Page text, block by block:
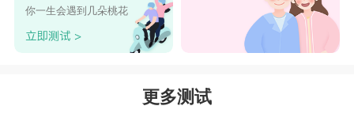
你一生会遇到几朵桃花
更多测试